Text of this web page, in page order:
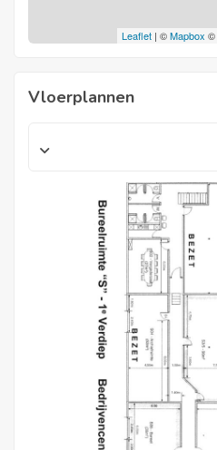
Leaflet | ©Mapbox ©
Vloerplannen